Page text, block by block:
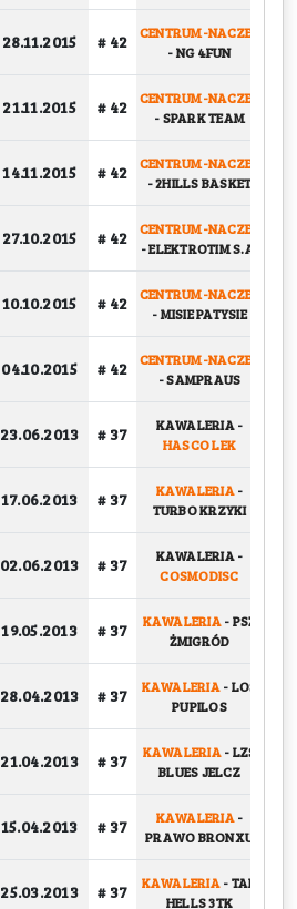
28.11.2015 # 42
CENTRUM-NACZEP
-NG 4FUN
21.11.2015 # 42
CENTRUM-NACZEP
-SPARK TEAM
14.11.2015 # 42
CENTRUM-NACZEP
-2HILLS BASKET
27.10.2015 # 42
CENTRUM-NACZEP
-ELEKTROTIM S.A.
10.10.2015 # 42
CENTRUM-NACZEP
-MISIE PATYSIE
04.10.2015 # 42
CENTRUM-NACZEP
-SAMPRAUS
23.06.2013 # 37 KAWALERIA-
HASCO LEK
17.06.2013 # 37 KAWALERIA-
TURBO KRZYKI
02.06.2013 # 37 KAWALERIA-
COSMODISC
19.05.2013 # 37 KAWALERIA-PSŻ
ŻMIGRÓD
28.04.2013 # 37 KAWALERIA-LOS
PUPILOS
21.04.2013 # 37 KAWALERIA-LZS
BLUES JELCZ
15.04.2013 # 37 KAWALERIA-
PRAWO BRONXU
25.03.2013 # 37 KAWALERIA-TAR
HELLS 3TK